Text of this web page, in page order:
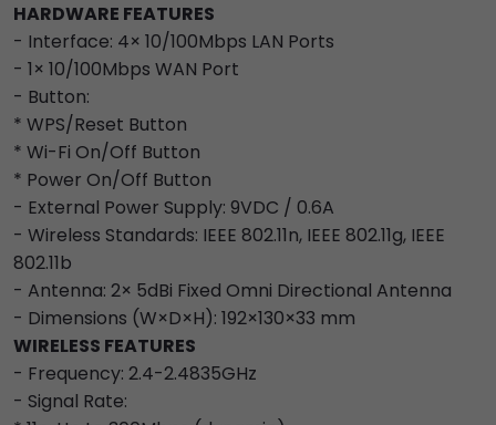
HARDWARE FEATURES
- Interface: 4× 10/100Mbps LAN Ports
- 1× 10/100Mbps WAN Port
- Button:
* WPS/Reset Button
* Wi-Fi On/Off Button
* Power On/Off Button
- External Power Supply: 9VDC / 0.6A
- Wireless Standards: IEEE 802.11n, IEEE 802.11g, IEEE
802.11b
- Antenna: 2× 5dBi Fixed Omni Directional Antenna
- Dimensions (W×D×H): 192×130×33 mm
WIRELESS FEATURES
- Frequency: 2.4-2.4835GHz
- Signal Rate: